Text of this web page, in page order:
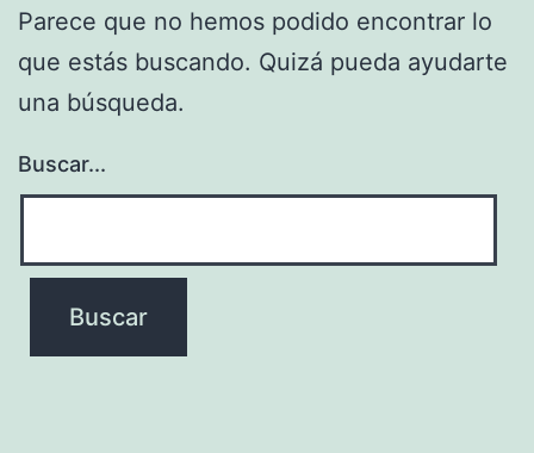
Parece que no hemos podido encontrar lo
que estás buscando. Quizá pueda ayudarte
una búsqueda.
Buscar...